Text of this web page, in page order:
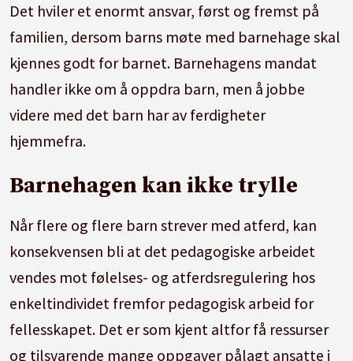
Det hviler et enormt ansvar, først og fremst på
familien, dersom barns møte med barnehage skal
kjennes godt for barnet. Barnehagens mandat
handler ikke om å oppdra barn, men å jobbe
videre med det barn har av ferdigheter
hjemmefra.
Barnehagen kan ikke trylle
Når flere og flere barn strever med atferd, kan
konsekvensen bli at det pedagogiske arbeidet
vendes mot følelses- og atferdsregulering hos
enkeltindividet fremfor pedagogisk arbeid for
fellesskapet. Det er som kjent altfor få ressurser
og tilsvarende mange oppgaver pålagt ansatte i